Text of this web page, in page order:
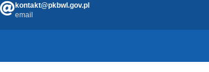
kontakt@pkbwl.gov.pl
email